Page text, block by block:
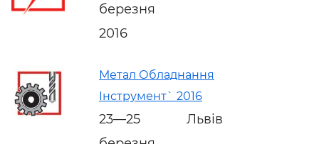
березня
2016
Метал Обладнання
Інструмент` 2016
23—25
Львів